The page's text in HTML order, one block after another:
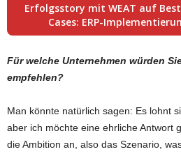
Erfolgsstory mit WEAT auf
Cases: ERP-
Für welche Unternehmen würden
empfehlen?
Man könnte natürlich sagen: Es lohnt
aber ich möchte eine ehrliche Antwort
die Ambition an, also das Szenario,